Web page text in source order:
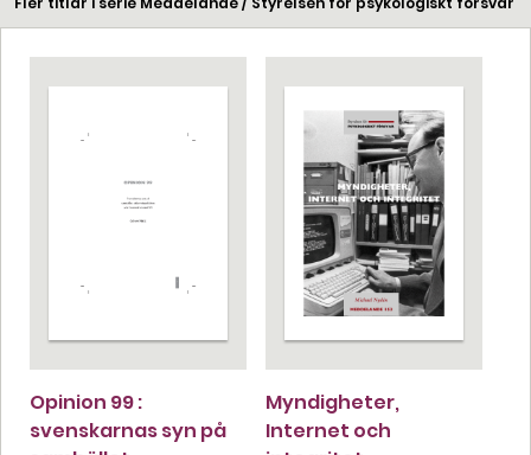
Opinion 99 :
svenskarnas syn på
Myndigheter,
Internet och